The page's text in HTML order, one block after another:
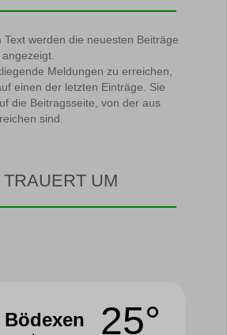
Text werden die neuesten Beiträge
Meldungen zu erreichen,
einen der letzten Einträge. Sie
die Beitragsseite, von der aus
sind.
UM
Bödexen 25°